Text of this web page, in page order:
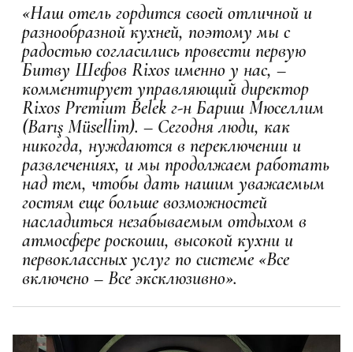
«Наш отель гордится своей отличной и
разнообразной кухней, поэтому мы с
радостью согласились провести первую
Битву Шефов Rixos именно у нас, –
комментирует управляющий директор
Rixos Premium Belek г-н Бариш Мюселлим
(Barış Müsellim). – Сегодня люди, как
никогда, нуждаются в переключении и
развлечениях, и мы продолжаем работать
над тем, чтобы дать нашим уважаемым
гостям еще больше возможностей
насладиться незабываемым отдыхом в
атмосфере роскоши, высокой кухни и
первоклассных услуг по системе «Все
включено – Все эксклюзивно».